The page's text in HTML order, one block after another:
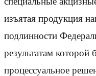
изъятая продукция
подлинности
результатам которой
процессуальное